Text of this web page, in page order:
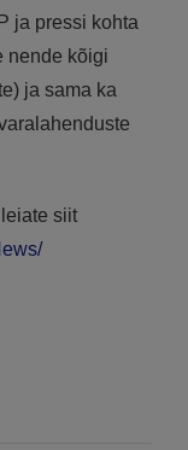
ja pressi kohta
nende kõigi
ja sama ka
siit